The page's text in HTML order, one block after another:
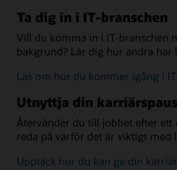
Ta dig in i IT-branschen
Vill du komma in i IT-branschen
bakgrund? Lär dig hur andra har
Läs om hur du kommer igång i
Utnyttja din karriärspaus
Återvänder du till jobbet efter ett
reda på varför det är viktigt med
Upptäck hur du kan ge din